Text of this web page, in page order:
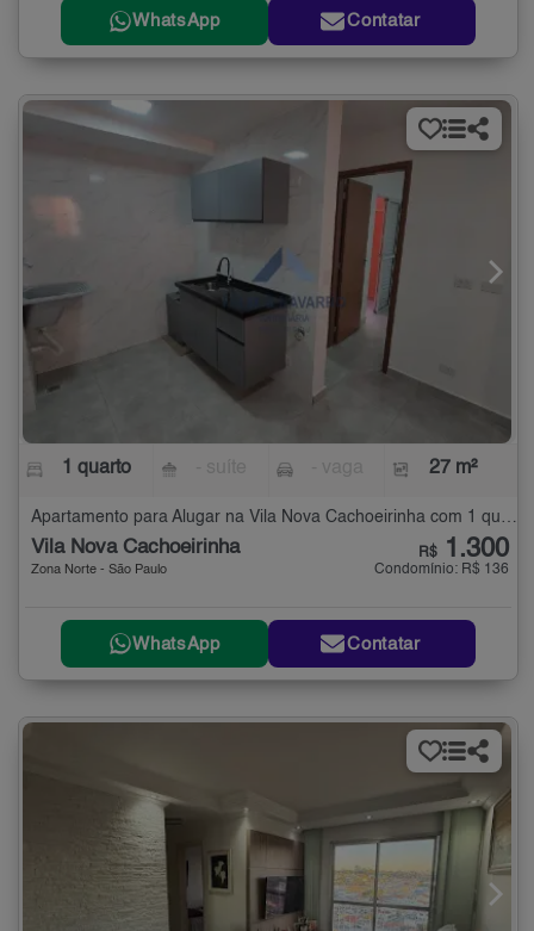
WhatsApp Contatar
1 quarto 27 m²
Apartamento para Alugar na Vila Nova Cachoeirinha com 1 quarto - 27 m²
Vila Nova Cachoeirinha
Zona Norte - São Paulo
R$ 1.300
Condomínio: R$ 136
WhatsApp Contatar